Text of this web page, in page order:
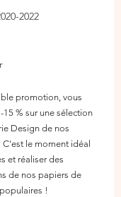
2022
promotion, vous
% sur une sélection
Design de nos
le moment idéal
et réaliser des
de nos papiers de
!